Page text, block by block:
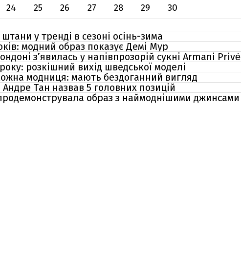
24 25 26 27 28 29 30
у тренді в сезоні осінь-зима
модний образ показує Демі Мур
з’явилась у напівпрозорій сукні Armani Privé
розкішний вихід шведської моделі
модниця: мають бездоганний вигляд
Тан назвав 5 головних позицій
образ з наймоднішими джинсами